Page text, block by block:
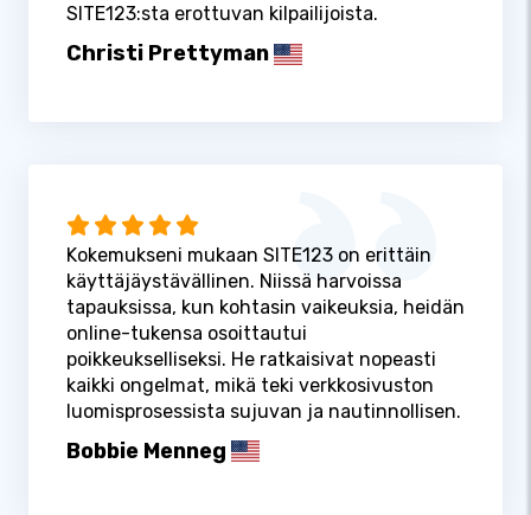
SITE123:sta erottuvan kilpailijoista.
Christi Prettyman
Kokemukseni mukaan SITE123 on erittäin
käyttäjäystävällinen. Niissä harvoissa
tapauksissa, kun kohtasin vaikeuksia, heidän
online-tukensa osoittautui
poikkeukselliseksi. He ratkaisivat nopeasti
kaikki ongelmat, mikä teki verkkosivuston
luomisprosessista sujuvan ja nautinnollisen.
Bobbie Menneg